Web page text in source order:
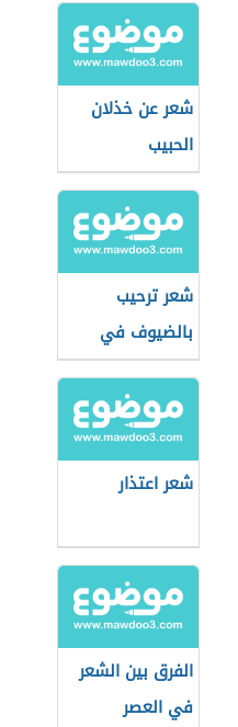
شعر عن خذلان
الحبيب
شعر ترحيب
بالضيوف في
المدرسة
شعر اعتذار
الفرق بين الشعر
في العصر